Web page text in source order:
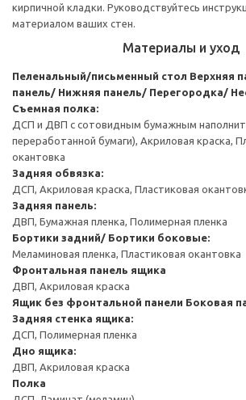
кирпичной кладки. Руководствуйтесь
материалом ваших стен.
Материалы и уход
Пеленальный/письменный стол Верхняя
панель/ Нижняя панель/ Перегородка/
Съемная полка:
ДСП и ДВП с сотовидным бумажным
переработанной бумаги), Акриловая краска,
окантовка
Задняя обвязка:
ДСП, Акриловая краска, Пластиковая
Задняя панель:
ДВП, Бумажная пленка, Полимерная пленка
Бортики задний/ Бортики боковые:
Меламиновая пленка, Пластиковая окантовка
Фронтальная панель ящика
ДВП, Акриловая краска
Ящик без фронтальной панели Боковая
Задняя стенка ящика:
ДСП, Полимерная пленка
Дно ящика:
ДВП, Акриловая краска
Полка